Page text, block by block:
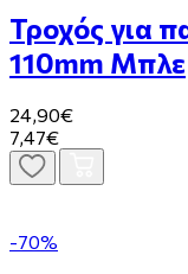
Τροχός για
110mm Μπλε
24,90€
7,47€
-70%